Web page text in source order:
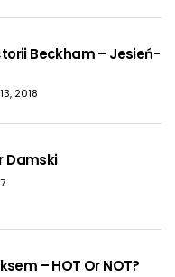
Beckham – Jesień-
2018
Damski
– HOT Or NOT?